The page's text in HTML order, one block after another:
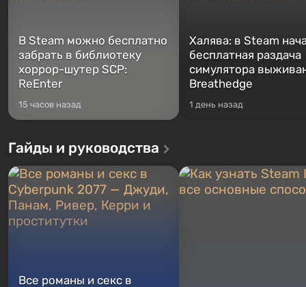
В Steam можно бесплатно
забрать в библиотеку
хоррор-шутер SCP:
ReEnter
15 часов назад
Халява: в Steam
бесплатная раздача
симулятора
Breathedge
1 день назад
Гайды и руководства
Все романы и секс в